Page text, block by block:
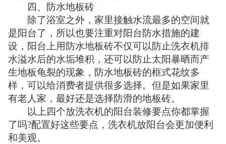
四、防水地板砖
除了浴室之外，家里接触水流最多的空间就
是阳台了，所以也要注重对阳台防水措施的建
设，阳台上用防水地板砖不仅可以防止洗衣机排
水溢水后的水垢堆积，还可以防止太阳暴晒而产
生地板龟裂的现象，防水地板砖的框式花纹多
样，可以给消费者提供很多选择。但是如果家里
有老人家，最好还是选择防滑的地板砖。
以上四个放洗衣机的阳台装修要点你都掌握
了吗?配置好这些要点，洗衣机放阳台会更加便利
和美观。